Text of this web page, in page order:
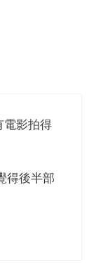
電影拍得
得後半部